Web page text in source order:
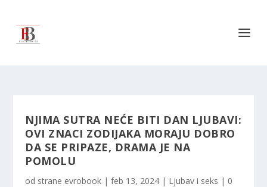
NJIMA SUTRA NEĆE BITI DAN LJUBAVI:
OVI ZNACI ZODIJAKA MORAJU DOBRO
DA SE PRIPAZE, DRAMA JE NA
POMOLU
od strane evrobook |feb 13, 2024 | Ljubav i seks | 0